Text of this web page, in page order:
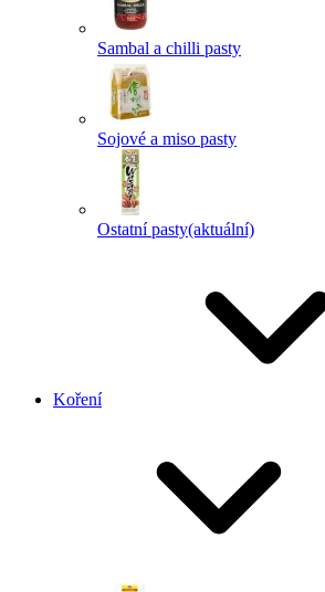
Sambal a chilli pasty
Sojové a miso pasty
Ostatní pasty(aktuální)
Koření